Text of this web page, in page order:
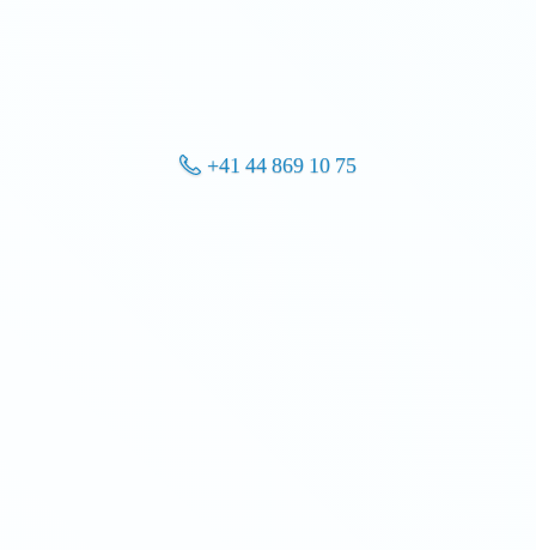
+41 44 869 10 75